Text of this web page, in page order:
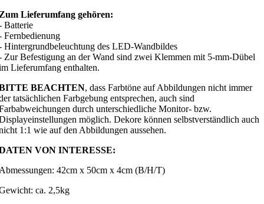
Lieferumfang gehören:
Batterie
Fernbedienung
Hintergrundbeleuchtung des LED-Wandbildes
Zur Befestigung an der Wand sind zwei Klemmen mit 5-mm-Dübel
Lieferumfang enthalten.
BEACHTEN, dass Farbtöne auf Abbildungen nicht immer
tatsächlichen Farbgebung entsprechen, auch sind
durch unterschiedliche Monitor- bzw.
möglich. Dekore können selbstverständlich auch
1:1 wie auf den Abbildungen aussehen.
VON INTERESSE:
42cm x 50cm x 4cm (B/H/T)
ca. 2,5kg